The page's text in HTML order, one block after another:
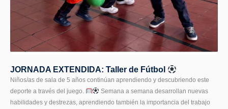
JORNADA EXTENDIDA: Taller de Fútbol
Niños/as de sala de 5 años continúan aprendiendo y descubriendo este
deporte a través del juego.
Semana a semana desarrollan nuevas
habilidades y destrezas, aprendiendo también la importancia del trabajo